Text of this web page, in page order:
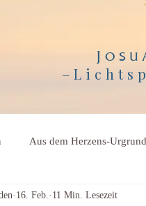
J
Aus dem Herzens-Urgrund
Aus dem Strom der Sterne
16. Feb. 11 Min. Lesezeit